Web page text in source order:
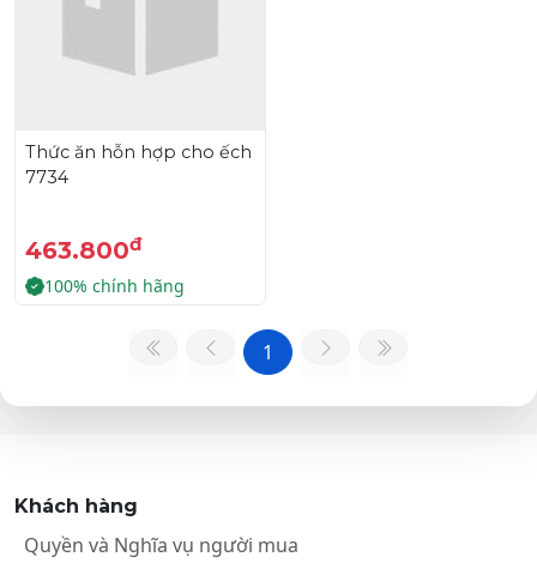
Thức ăn hỗn hợp cho ếch
7734
463.800đ
100% chính hãng
1
Khách hàng
Quyền và Nghĩa vụ người mua